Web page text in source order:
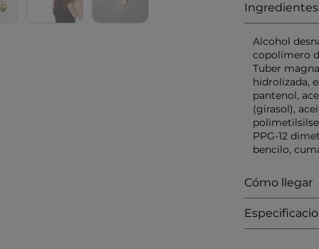
Ingredientes
Alcohol
copolímero
Tuber
hidrolizada,
pantenol,
(girasol),
PPG-12
bencilo,
Cómo llegar